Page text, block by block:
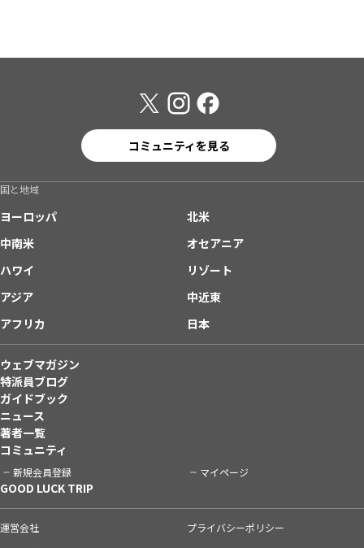
コミュニティを見る
国と地域
ヨーロッパ
北米
中南米
オセアニア
ハワイ
リゾート
アジア
中近東
アフリカ
日本
ウェブマガジン
特派員ブログ
ガイドブック
ニュース
著者一覧
コミュニティ
新規会員登録 マイページ
GOOD LUCK TRIP
運営会社
プライバシーポリシー